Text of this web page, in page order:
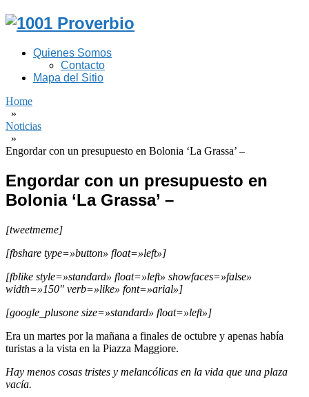
Quienes Somos
Contacto
Mapa del Sitio
Home
»
Noticias
»
Engordar con un presupuesto en Bolonia ‘La Grassa’ –
Engordar con un presupuesto en
Bolonia ‘La Grassa’ –
[tweetmeme]
[fbshare type=»button» float=»left»]
[fblike style=»standard» float=»left» showfaces=»false»
width=»150″ verb=»like» font=»arial»]
[google_plusone size=»standard» float=»left»]
Era un martes por la mañana a finales de octubre y apenas había
turistas a la vista en la Piazza Maggiore.
Hay menos cosas tristes y melancólicas en la vida que una plaza
vacía.